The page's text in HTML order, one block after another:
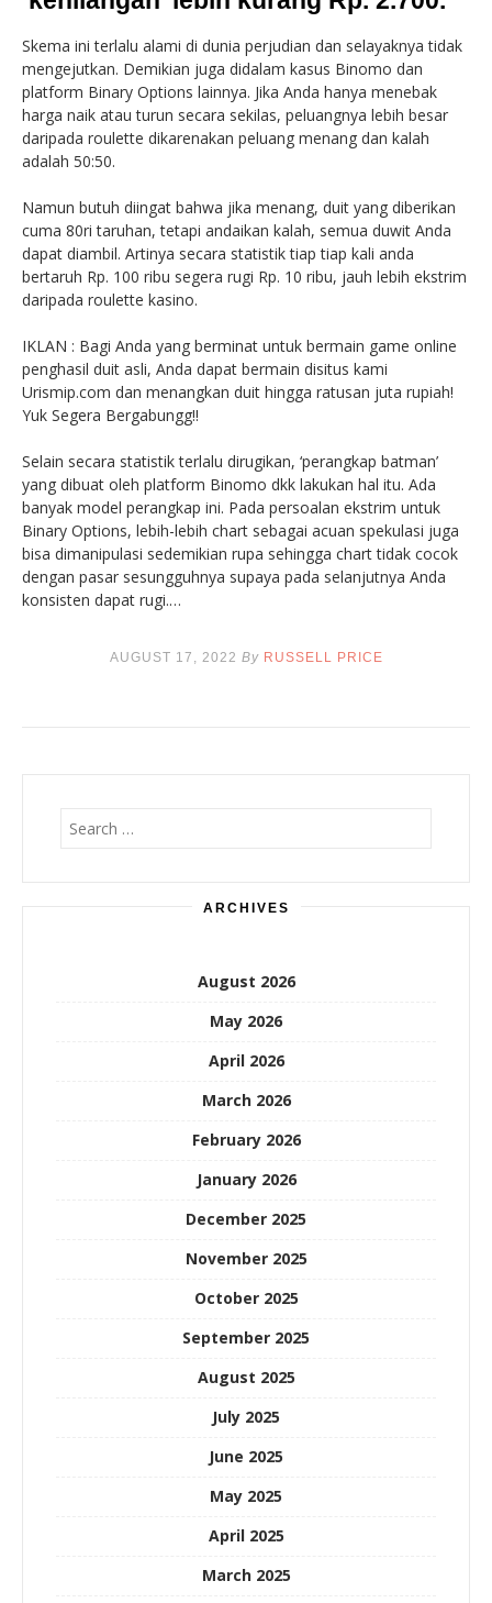
Skema ini terlalu alami di dunia perjudian dan selayaknya tidak
mengejutkan. Demikian juga didalam kasus Binomo dan
platform Binary Options lainnya. Jika Anda hanya menebak
harga naik atau turun secara sekilas, peluangnya lebih besar
daripada roulette dikarenakan peluang menang dan kalah
adalah 50:50.
Namun butuh diingat bahwa jika menang, duit yang diberikan
cuma 80ri taruhan, tetapi andaikan kalah, semua duwit Anda
dapat diambil. Artinya secara statistik tiap tiap kali anda
bertaruh Rp. 100 ribu segera rugi Rp. 10 ribu, jauh lebih ekstrim
daripada roulette kasino.
IKLAN : Bagi Anda yang berminat untuk bermain game online
penghasil duit asli, Anda dapat bermain disitus kami
Urismip.com dan menangkan duit hingga ratusan juta rupiah!
Yuk Segera Bergabungg!!
Selain secara statistik terlalu dirugikan, ‘perangkap batman’
yang dibuat oleh platform Binomo dkk lakukan hal itu. Ada
banyak model perangkap ini. Pada persoalan ekstrim untuk
Binary Options, lebih-lebih chart sebagai acuan spekulasi juga
bisa dimanipulasi sedemikian rupa sehingga chart tidak cocok
dengan pasar sesungguhnya supaya pada selanjutnya Anda
konsisten dapat rugi.…
AUGUST 17, 2022 By RUSSELL PRICE
Search
for:
ARCHIVES
August 2026
May 2026
April 2026
March 2026
February 2026
January 2026
December 2025
November 2025
October 2025
September 2025
August 2025
July 2025
June 2025
May 2025
April 2025
March 2025